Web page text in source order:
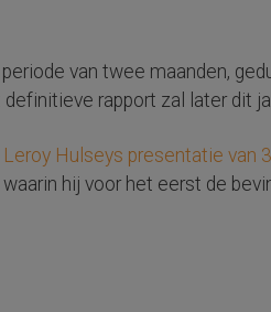
van twee maanden,
rapport zal later dit
Leroy Hulseys presentatie van
hij voor het eerst de